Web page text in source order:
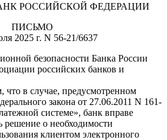
РОССИЙСКОЙ ФЕДЕРАЦИИ
ПИСЬМО
2025 г. N 56-21/6637
безопасности Банка России
российских банков и
что в случае, предусмотренном
закона от 27.06.2011 N 161-
системе», банк вправе
решение о необходимости
клиентом электронного